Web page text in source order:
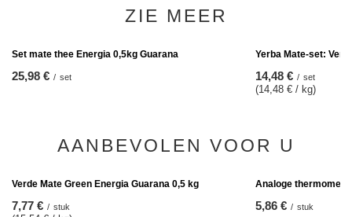
ZIE MEER
Set mate thee Energia 0,5kg Guarana
25,98 € / set
Yerba Mate-set:
14,48 € / set
(14,48 € / kg)
AANBEVOLEN VOOR U
Verde Mate Green Energia Guarana 0,5 kg
7,77 € / stuk
Analoge
5,86 € / stuk